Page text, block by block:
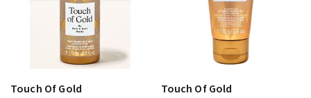
Touch Of Gold
Touch Of Gold